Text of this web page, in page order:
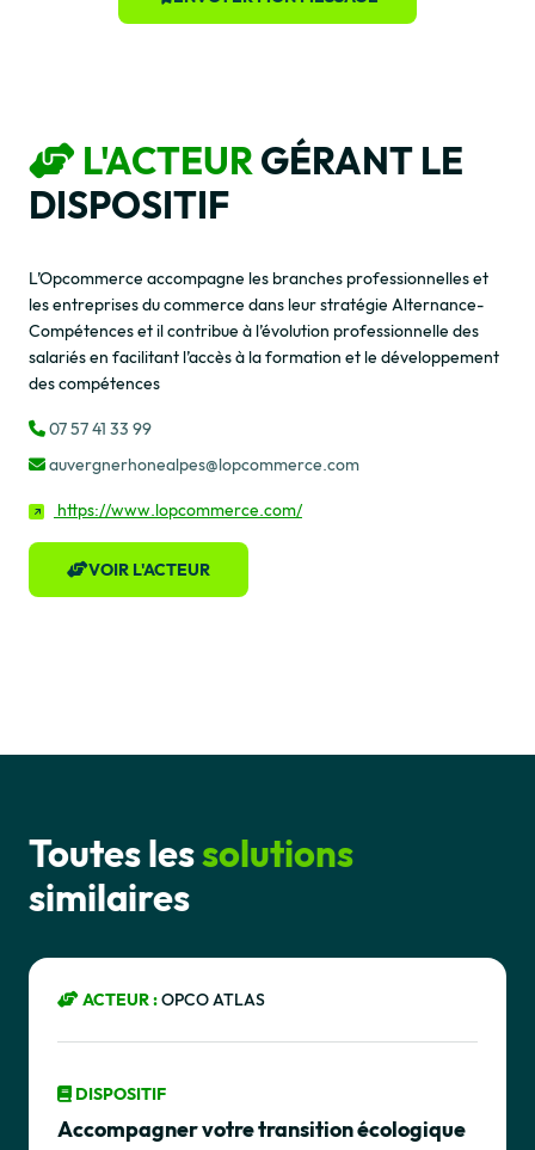
L'ACTEURGÉRANT LE
DISPOSITIF
L’Opcommerce accompagne les branches professionnelles et
les entreprises du commerce dans leur stratégie Alternance-
Compétences et il contribue à l’évolution professionnelle des
salariés en facilitant l’accès à la formation et le développement
des compétences
07 57 41 33 99
auvergnerhonealpes@lopcommerce.com
https://www.lopcommerce.com/
VOIR L'ACTEUR
Toutes lessolutions
similaires
ACTEUR :OPCO ATLAS
DISPOSITIF
Accompagner votre transition écologique